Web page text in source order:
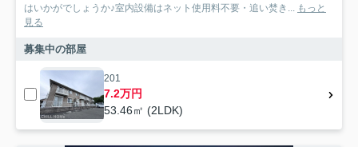
はいかがでしょうか♪室内設備はネット使用料不要・追い焚き...
もっと
見る
募集中の部屋
201
7.2万円
53.46㎡ (2LDK)